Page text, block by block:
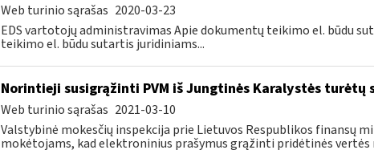
Web turinio sąrašas 2020-03-23
EDS vartotojų administravimas Apie dokumentų teikimo el. būdu
teikimo el. būdu sutartis juridiniams...
Norintieji susigrąžinti PVM iš Jungtinės Karalystės turėtų
Web turinio sąrašas 2021-03-10
Valstybinė mokesčių inspekcija prie Lietuvos Respublikos finansų
mokėtojams, kad elektroninius prašymus grąžinti pridėtinės vertės